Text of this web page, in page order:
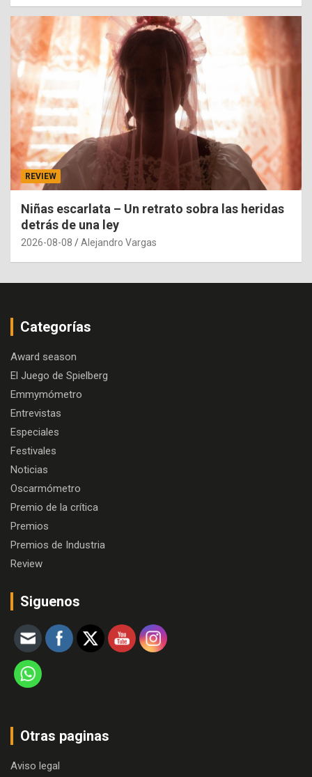
REVIEW
Niñas escarlata – Un retrato sobra las heridas
detrás de una ley
2026-08-08 Alejandro Vargas
Categorías
Award season
El Juego de Spielberg
Emmymómetro
Entrevistas
Especiales
Festivales
Noticias
Oscarmómetro
Premio de la crítica
Premios
Premios de Industria
Review
Siguenos
Otras paginas
Aviso legal